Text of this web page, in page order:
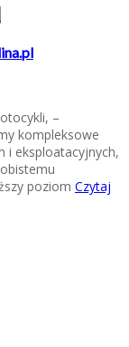
–
kompleksowe
i eksploatacyjnych,
poziom Czytaj